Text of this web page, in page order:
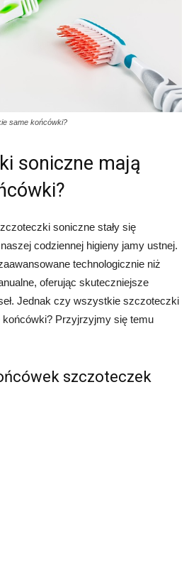
same końcówki?
soniczne mają
soniczne stały się
codziennej higieny jamy ustnej.
technologicznie niż
oferując skuteczniejsze
Jednak czy wszystkie szczoteczki
Przyjrzyjmy się temu
szczoteczek